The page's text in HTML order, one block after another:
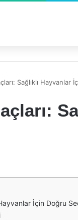
Sağlıklı Hayvanlar
İçin Doğru